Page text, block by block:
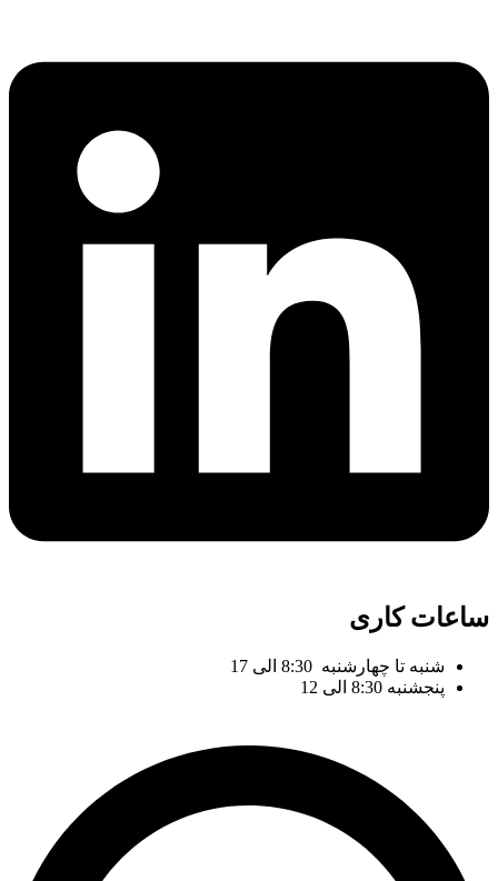
ساعات کاری
شنبه تا چهارشنبه 8:30 الی 17
پنجشنبه 8:30 الی 12